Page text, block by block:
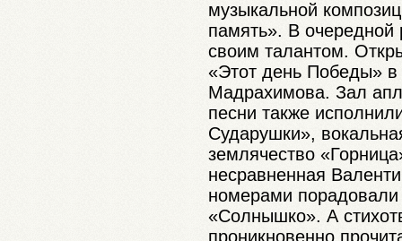
музыкальной
память». В очередной
своим талантом.
«Этот день Победы»
Мадрахимова. Зал
песни также
Сударушки»,
землячество
несравненная
номерами порадовали
«Солнышко». А
проникновенно